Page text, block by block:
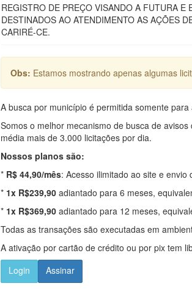
REGISTRO DE PREÇO VISANDO A FUTURA
DESTINADOS AO ATENDIMENTO AS AÇÕES
CARIRÉ-CE.
Obs: Estamos mostrando apenas algumas
A busca por município é permitida somente
Somos o melhor mecanismo de busca de
média mais de 3.000 licitações por dia.
Nossos planos são:
* R$ 44,90/mês: Acesso ilimitado ao site e
* 1x R$239,90 adiantado para 6 meses,
* 1x R$369,90 adiantado para 12 meses,
Todas as transações são executadas em
A ativação por cartão de crédito ou por pix tem
Login
Assinar